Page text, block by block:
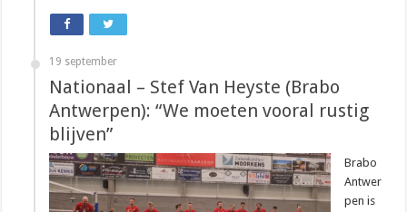
19 september
Nationaal – Stef Van Heyste (Brabo
Antwerpen): “We moeten vooral rustig
blijven”
Brabo
Antwer
pen is